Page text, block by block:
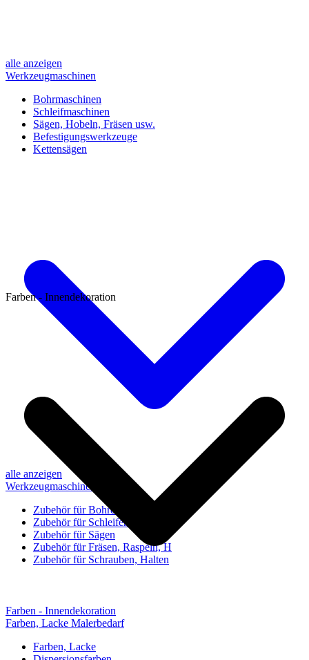
alle anzeigen
Werkzeugmaschinen
Bohrmaschinen
Schleifmaschinen
Sägen, Hobeln, Fräsen usw.
Befestigungswerkzeuge
Kettensägen
alle anzeigen
Werkzeugmaschinen-Zubehör
Zubehör für Bohren, Bohrhilfen
Zubehör für Schleifen, Poliere
Zubehör für Sägen
Zubehör für Fräsen, Raspeln, H
Zubehör für Schrauben, Halten
Farben - Innendekoration
Farben - Innendekoration
Farben, Lacke Malerbedarf
Farben, Lacke